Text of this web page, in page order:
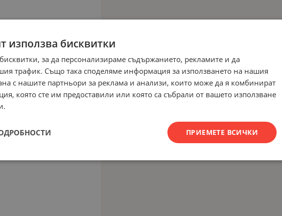
използва бисквитки
за да персонализираме съдържанието, рекламите и да
трафик. Също така споделяме информация за използването на нашия
с нашите партньори за реклама и анализи, които може да я комбинират
която сте им предоставили или която са събрали от вашето използване
ПРИЕМЕТЕ ВСИЧКИ